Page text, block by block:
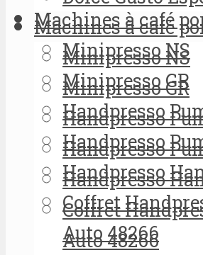
Machines à café
Minipresso NS
Minipresso GR
Handpresso
Handpresso
Handpresso
Coffret
Auto 48266
Machines à café
Minipresso NS
Minipresso GR
Handpresso
Handpresso
Handpresso
Coffret
Auto 48266